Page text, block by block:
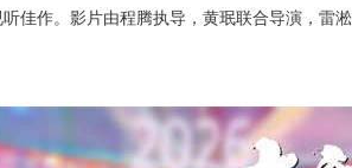
佳作。影片由程腾执导，黄珉联合导演，雷